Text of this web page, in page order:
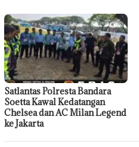
Satlantas Polresta Bandara
Soetta Kawal Kedatangan
Chelsea dan AC Milan Legend
ke Jakarta